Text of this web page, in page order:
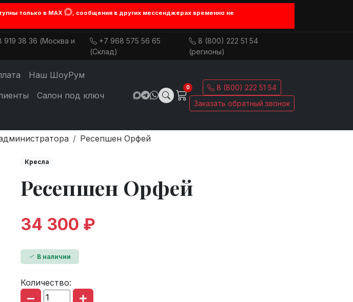
только в MAX
, сообщения в других мессенджерах временно не
919 38 36 (Москва и
+7 968 575 56 65
(Склад)
8 (800) 222 51 54
(регионы)
Наш ШоуРум
Салон под ключ
0
8 (800) 222 51 54
Заказать обратный звонок
Ресепшен Орфей
Кресла
Ресепшен Орфей
34 300 ₽
В наличии
Количество: